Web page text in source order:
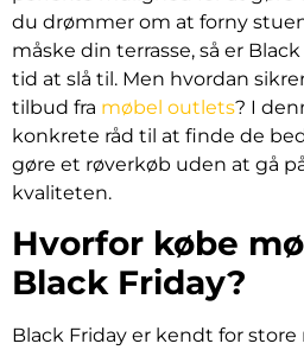
du drømmer om at forny
måske din terrasse, så er
tid at slå til. Men hvordan
tilbud fra møbel outlets? I
konkrete råd til at finde de
gøre et røverkøb uden at gå
kvaliteten.
Hvorfor købe
Black Friday?
Black Friday er kendt for